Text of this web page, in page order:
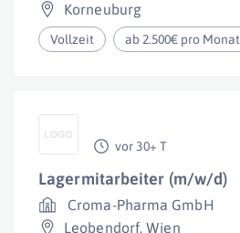
Korneuburg
Vollzeit ab 2.500€ pro Monat
vor 30+ T
Lagermitarbeiter (m/w/d)
Croma-Pharma GmbH
Leobendorf,Wien